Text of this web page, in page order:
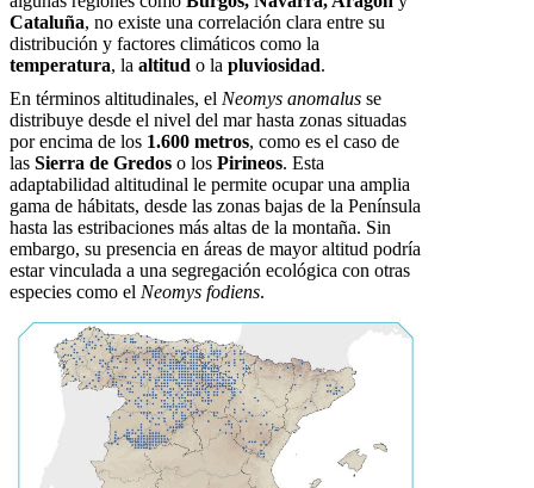
Cataluña, no existe una correlación clara entre su
distribución y factores climáticos como la
temperatura, la altitud o la pluviosidad.
En términos altitudinales, el Neomys anomalus se
distribuye desde el nivel del mar hasta zonas situadas
por encima de los 1.600 metros, como es el caso de
las Sierra de Gredos o los Pirineos. Esta
adaptabilidad altitudinal le permite ocupar una amplia
gama de hábitats, desde las zonas bajas de la Península
hasta las estribaciones más altas de la montaña. Sin
embargo, su presencia en áreas de mayor altitud podría
estar vinculada a una segregación ecológica con otras
especies como el Neomys fodiens.